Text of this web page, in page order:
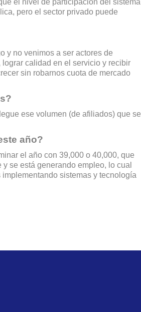
pero el sector privado puede
y no venimos a ser actores de
calidad en el servicio y recibir
sin robarnos cuota de mercado
ese volumen (de afiliados) que se
año?
el año con 39,000 o 40,000, que
se está generando empleo, lo cual
sistemas y tecnología